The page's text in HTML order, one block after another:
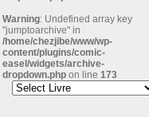
Warning: Undefined array key
"jumptoarchive" in
/home/chezjibe/www/wp-
content/plugins/comic-
easel/widgets/archive-
dropdown.php on line 173